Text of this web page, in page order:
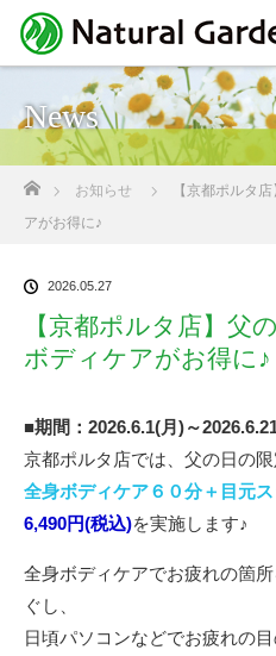
News
ホーム
お知らせ
【京都ポルタ
アがお得に♪
2026.05.27
【京都ポルタ店】父
ボディケアがお得に♪
■期間：2026.6.1(月)～
京都ポルタ店では、父の日の
全身ボディケア６０分＋目元
6,490円(税込)を実施します♪
全身ボディケアでお疲れの箇
ぐし、
日頃パソコンなどでお疲れの